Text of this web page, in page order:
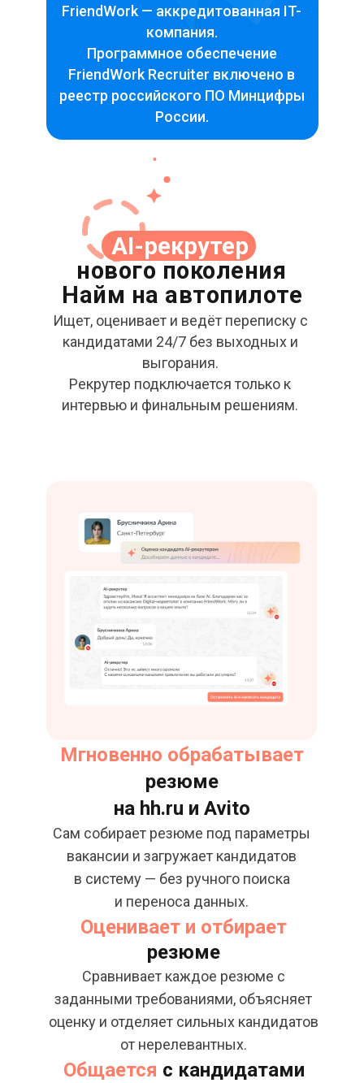
FriendWork — аккредитованная IT-
компания.
Программное обеспечение
FriendWork Recruiter включено в
реестр российского ПО Минцифры
России.
Найм на автопилоте
нового поколения
АI-рекрутер
Ищет, оценивает и ведёт переписку с
кандидатами 24/7 без выходных и
выгорания.
Рекрутер подключается только к
интервью и финальным решениям.
Мгновенно обрабатывает
резюме
на hh.ru и Avito
Сам собирает резюме под параметры
вакансии и загружает кандидатов
в систему — без ручного поиска
и переноса данных.
Оценивает и отбирает
резюме
Сравнивает каждое резюме с
заданными требованиями, объясняет
оценку и отделяет сильных кандидатов
от нерелевантных.
Общается с кандидатами